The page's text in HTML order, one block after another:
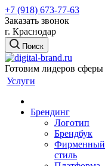
+7 (918) 673-77-63
Заказать звонок
г. Краснодар
Поиск
Готовим лидеров сферы
Услуги
Брендинг
Логотип
Брендбук
Фирменный
стиль